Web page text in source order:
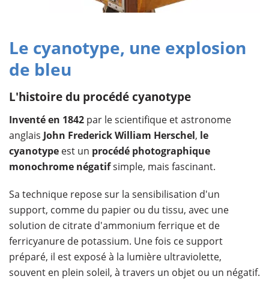
Le cyanotype, une explosion
de bleu
L'histoire du procédé cyanotype
Inventé en 1842 par le scientifique et astronome
anglais John Frederick William Herschel, le
cyanotype est un procédé photographique
monochrome négatifsimple, mais fascinant.
Sa technique repose sur la sensibilisation d'un
support, comme du papier ou du tissu, avec une
solution de citrate d'ammonium ferrique et de
ferricyanure de potassium. Une fois ce support
préparé, il est exposé à la lumière ultraviolette,
souvent en plein soleil, à travers un objet ou un négatif.